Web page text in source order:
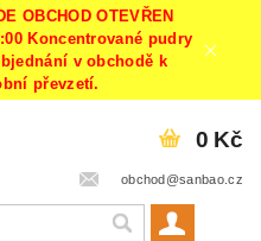
OBCHOD OTEVŘEN
Koncentrované pudry
v obchodě k
převzetí.
obchod@sanbao.cz
0 Kč